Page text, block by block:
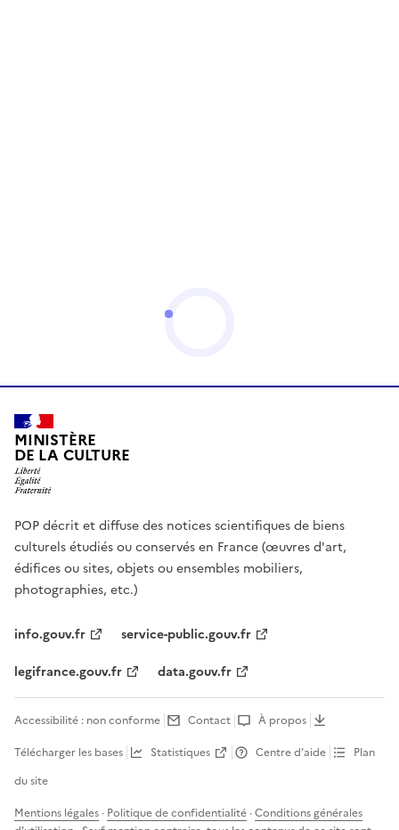
MINISTÈRE
DE LA CULTURE
POP décrit et diffuse des notices scientifiques de biens
culturels étudiés ou conservés en France (œuvres d'art,
édifices ou sites, objets ou ensembles mobiliers,
photographies, etc.)
info.gouv.fr
service-public.gouv.fr
legifrance.gouv.fr
data.gouv.fr
Accessibilité : non conforme Contact
À propos
Télécharger les bases
Statistiques Centre d’aide
Plan
du site
Mentions légales · Politique de confidentialité ·Conditions générales